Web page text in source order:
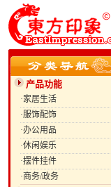
产品功能
·家居生活
·服饰配饰
·办公用品
·休闲娱乐
·摆件挂件
·商务/政务